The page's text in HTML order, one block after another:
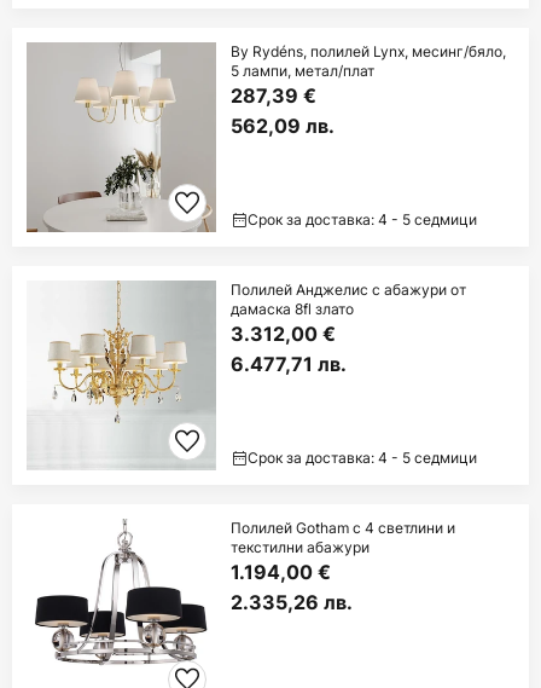
By Rydéns, полилей Lynx, месинг/бяло,
5 лампи, метал/плат
287,39 €
562,09 лв.
Срок за доставка: 4 - 5 седмици
Полилей Анджелис с абажури от
дамаска 8fl злато
3.312,00 €
6.477,71 лв.
Срок за доставка: 4 - 5 седмици
Полилей Gotham с 4 светлини и
текстилни абажури
1.194,00 €
2.335,26 лв.